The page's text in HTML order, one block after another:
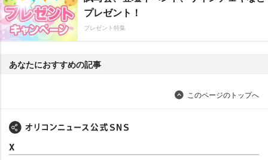
プレゼント！
プレゼント特集
あなたにおすすめの記事
このページのトップへ
X